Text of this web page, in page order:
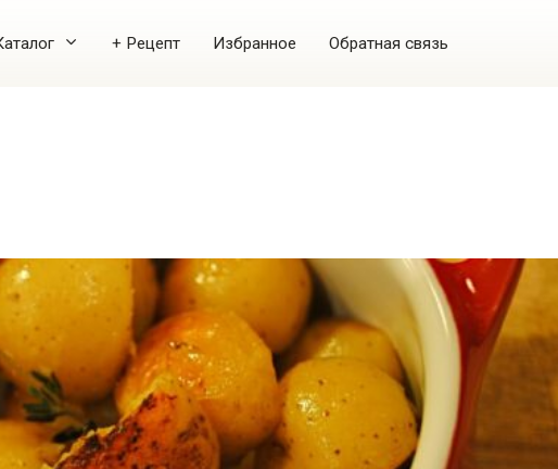
+ Рецепт Избранное Обратная связь